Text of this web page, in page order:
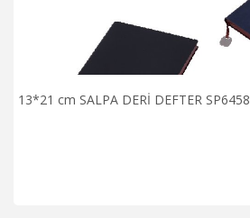
13*21 cm SALPA DERİ DEFTER SP6458